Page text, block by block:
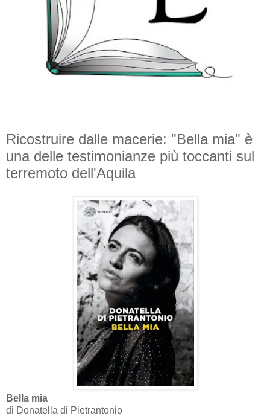
Ricostruire dalle macerie: "Bella mia" è
una delle testimonianze più toccanti sul
terremoto dell'Aquila
Bella mia
di Donatella di Pietrantonio